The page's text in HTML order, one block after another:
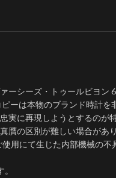
ーシーズ・トゥールビヨン
ーは本物のブランド時計を
実に再現しようとするのが特
贋の区別が難しい場合があり
用にて生じた内部機械の不